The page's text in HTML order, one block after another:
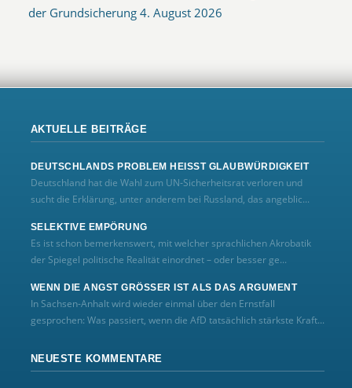
der Grundsicherung 4. August 2026
AKTUELLE BEITRÄGE
DEUTSCHLANDS PROBLEM HEISST GLAUBWÜRDIGKEIT
Deutschland hat die Wahl zum UN‑Sicherheitsrat verloren und
sucht die Erklärung, unter anderem bei Russland, das angeblic...
SELEKTIVE EMPÖRUNG
Es ist schon bemerkenswert, mit welcher sprachlichen Akrobatik
der Spiegel politische Realität einordnet – oder besser ge...
WENN DIE ANGST GRÖSSER IST ALS DAS ARGUMENT
In Sachsen-Anhalt wird wieder einmal über den Ernstfall
gesprochen: Was passiert, wenn die AfD tatsächlich stärkste Kraft...
NEUESTE KOMMENTARE